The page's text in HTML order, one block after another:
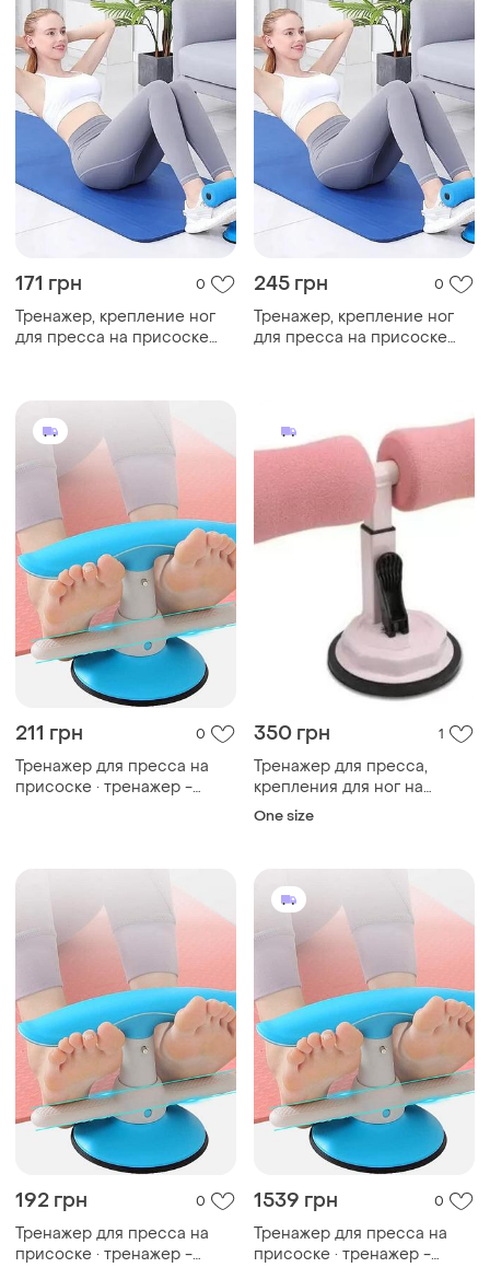
171 грн 0
Тренажер, крепление ног
для пресса на присоске
245 грн 0
Тренажер, крепление ног
для пресса на присоске
211 грн 0
Тренажер для пресса на
присоске · тренажер -
350 грн 1
Тренажер для пресса,
крепления для ног на
присоске tm-125
One size
192 грн 0
Тренажер для пресса на
присоске · тренажер -
1539 грн 0
Тренажер для пресса на
присоске · тренажер -